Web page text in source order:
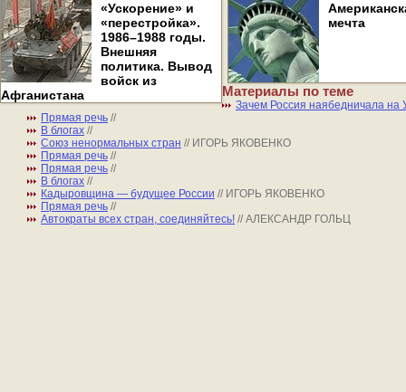
«Ускорение» и
«перестройка».
1986–1988 годы.
Внешняя
политика. Вывод
войск из
Афганистана
мечта
Материалы по теме
Зачем Россия наябедничала
Прямая речь //
В блогах //
Союз ненормальных стран // ИГОРЬ ЯКОВЕНКО
Прямая речь //
Прямая речь //
В блогах //
Кадыровщина — будущее России // ИГОРЬ ЯКОВЕНКО
Прямая речь //
Автократы всех стран, соединяйтесь! // АЛЕКСАНДР ГОЛЬЦ